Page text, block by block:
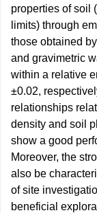
properties of soil
limits) through
those obtained
and gravimetric
within a relative
±0.02,
relationships
density and soil
show a good
Moreover, the
also be
of site
beneficial